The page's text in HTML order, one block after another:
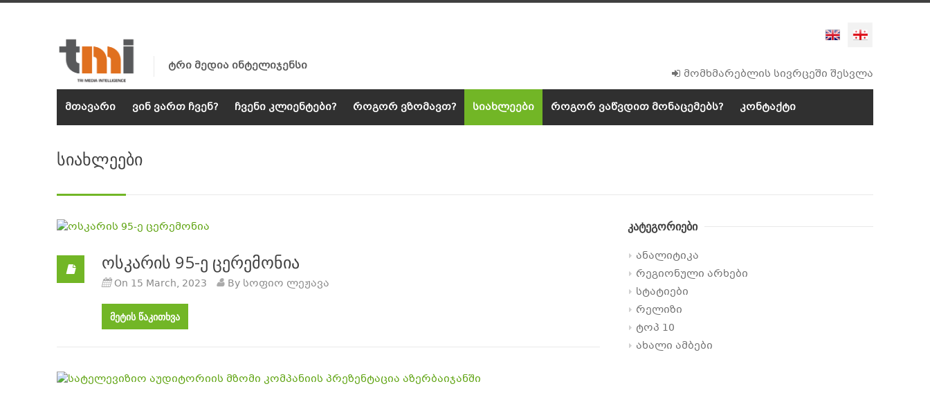
ტრი მედია ინტელიჯენსი
მომხმარებლის სივრცეში შესვლა
მთავარი ვინ ვართ ჩვენ? ჩვენი კლიენტები? როგორ ვზომავთ? სიახლეები როგორ ვაწვდით მონაცემებს? კონტაქტი
სიახლეები
ოსკარის 95-ე ცერემონია
On 15 March, 2023 By სოფიო ლეჟავა
მეტის წაკითხვა
კატეგორიები
ანალიტიკა
რეგიონული არხები
სტატიები
რელიზი
ტოპ 10
ახალი ამბები